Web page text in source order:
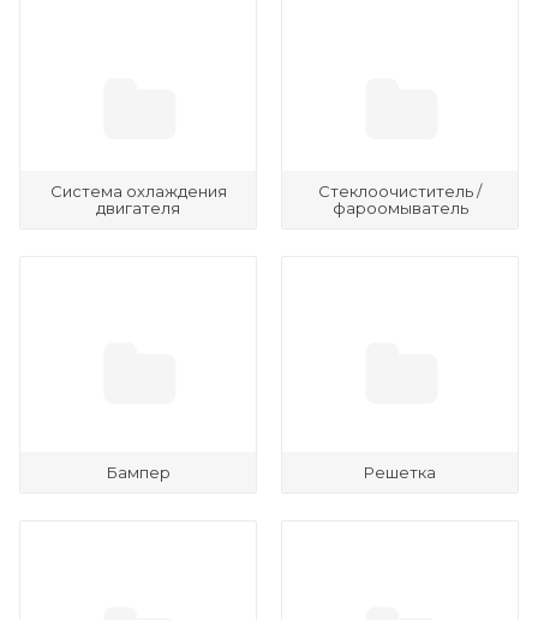
Система охлаждения
двигателя
Стеклоочиститель /
фароомыватель
Бампер Решетка